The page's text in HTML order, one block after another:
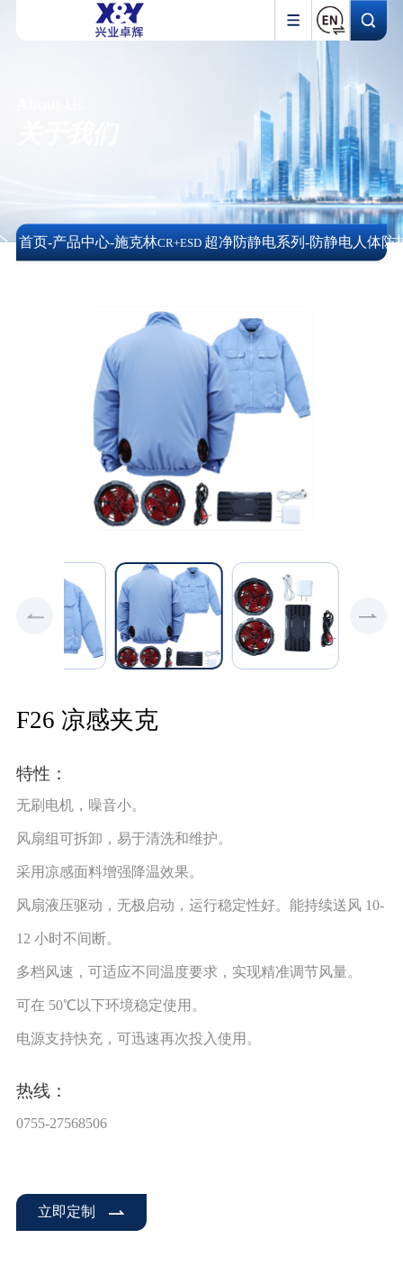
首页-产品中心-施克林CR+ESD超净防静电系列-防静电人体防
F26 凉感夹克
特性：
无刷电机，噪音小。
风扇组可拆卸，易于清洗和维护。
采用凉感面料增强降温效果。
风扇液压驱动，无极启动，运行稳定性好。能持续送风 10-
12 小时不间断。
多档风速，可适应不同温度要求，实现精准调节风量。
可在 50℃以下环境稳定使用。
电源支持快充，可迅速再次投入使用。
热线：
0755-27568506
立即定制